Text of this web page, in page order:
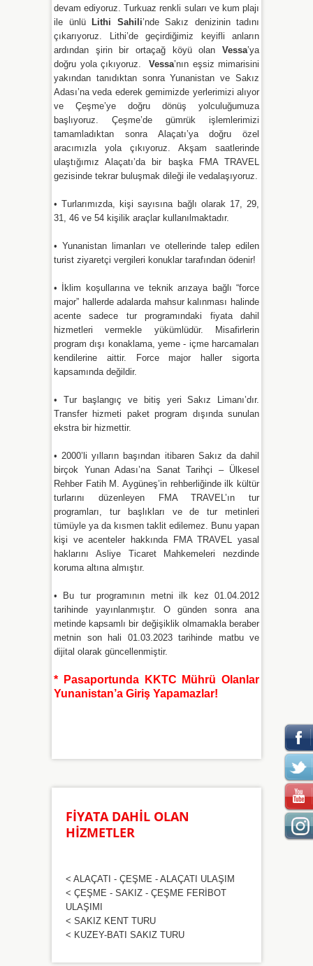
devam ediyoruz. Turkuaz renkli suları ve kum plajı
ile ünlü
Lithi Sahili’nde Sakız denizinin tadını
çıkarıyoruz. Lithi’de geçirdiğimiz keyifli anların
ardından şirin bir ortaçağ köyü olan Vessa’ya
doğru yola çıkıyoruz. Vessa’nın eşsiz mimarisini
yakından tanıdıktan sonra Yunanistan ve Sakız
Adası’na veda ederek gemimizde yerlerimizi alıyor
ve Çeşme’ye doğru dönüş yolculuğumuza
başlıyoruz. Çeşme’de gümrük işlemlerimizi
tamamladıktan sonra Alaçatı’ya doğru özel
aracımızla yola çıkıyoruz. Akşam saatlerinde
ulaştığımız Alaçatı’da bir başka FMA TRAVEL
gezisinde tekrar buluşmak dileği ile vedalaşıyoruz.
• Turlarımızda, kişi sayısına bağlı olarak 17, 29,
31, 46 ve 54 kişilik araçlar kullanılmaktadır.
• Yunanistan limanları ve otellerinde talep edilen
turist ziyaretçi vergileri konuklar tarafından ödenir!
• İklim koşullarına ve teknik arızaya bağlı “force
major” hallerde adalarda mahsur kalınması halinde
acente sadece tur programındaki fiyata dahil
hizmetleri vermekle yükümlüdür. Misafirlerin
program dışı konaklama, yeme - içme harcamaları
kendilerine aittir. Force major haller sigorta
kapsamında değildir.
• Tur başlangıç ve bitiş yeri Sakız Limanı’dır.
Transfer hizmeti paket program dışında sunulan
ekstra bir hizmettir.
• 2000’li yılların başından itibaren Sakız da dahil
birçok Yunan Adası’na Sanat Tarihçi – Ülkesel
Rehber Fatih M. Aygüneş’in rehberliğinde ilk kültür
turlarını düzenleyen FMA TRAVEL’ın tur
programları, tur başlıkları ve de tur metinleri
tümüyle ya da kısmen taklit edilemez. Bunu yapan
kişi ve acenteler hakkında FMA TRAVEL yasal
haklarını Asliye Ticaret Mahkemeleri nezdinde
koruma altına almıştır.
• Bu tur programının metni ilk kez 01.04.2012
tarihinde yayınlanmıştır. O günden sonra ana
metinde kapsamlı bir değişiklik olmamakla beraber
metnin son hali 01.03.2023 tarihinde matbu ve
dijital olarak güncellenmiştir.
* Pasaportunda KKTC Mührü Olanlar
Yunanistan’a Giriş Yapamazlar!
FİYATA DAHİL OLAN
HİZMETLER
< ALAÇATI - ÇEŞME - ALAÇATI ULAŞIM
< ÇEŞME - SAKIZ - ÇEŞME FERİBOT
ULAŞIMI
< SAKIZ KENT TURU
< KUZEY-BATI SAKIZ TURU